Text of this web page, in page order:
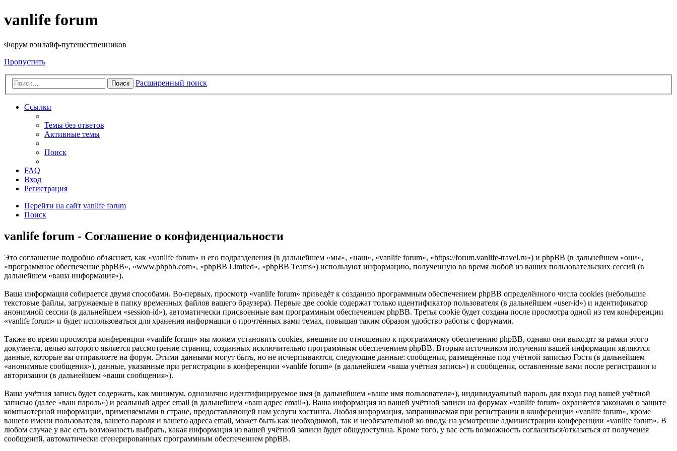
vanlife forum
Форум вэнлайф-путешественников
Пропустить
Поиск Расширенный поиск
Ссылки
Темы без ответов
Активные темы
Поиск
FAQ
Вход
Регистрация
Перейти на сайт vanlife forum
Поиск
vanlife forum - Соглашение о конфиденциальности
Это соглашение подробно объясняет, как «vanlife forum» и его подразделения (в дальнейшем «мы», «наш», «vanlife forum», «https://forum.vanlife-travel.ru») и phpBB (в дальнейшем «они»,
«программное обеспечение phpBB», «www.phpbb.com», «phpBB Limited», «phpBB Teams») используют информацию, полученную во время любой из ваших пользовательских сессий (в
дальнейшем «ваша информация»).
Ваша информация собирается двумя способами. Во-первых, просмотр «vanlife forum» приведёт к созданию программным обеспечением phpBB определённого числа cookies (небольшие
текстовые файлы, загружаемые в папку временных файлов вашего браузера). Первые две cookie содержат только идентификатор пользователя (в дальнейшем «user-id») и идентификатор
анонимной сессии (в дальнейшем «session-id»), автоматически присвоенные вам программным обеспечением phpBB. Третья cookie будет создана после просмотра одной из тем конференции
«vanlife forum» и будет использоваться для хранения информации о прочтённых вами темах, повышая таким образом удобство работы с форумами.
Также во время просмотра конференции «vanlife forum» мы можем установить cookies, внешние по отношению к программному обеспечению phpBB, однако они выходят за рамки этого
документа, целью которого является рассмотрение страниц, созданных исключительно программным обеспечением phpBB. Вторым источником получения вашей информации являются
данные, которые вы отправляете на форум. Этими данными могут быть, но не исчерпываются, следующие данные: сообщения, размещённые под учётной записью Гостя (в дальнейшем
«анонимные сообщения»), данные, указанные при регистрации в конференции «vanlife forum» (в дальнейшем «ваша учётная запись») и сообщения, оставленные вами после регистрации и
авторизации (в дальнейшем «ваши сообщения»).
Ваша учётная запись будет содержать, как минимум, однозначно идентифицируемое имя (в дальнейшем «ваше имя пользователя»), индивидуальный пароль для входа под вашей учётной
записью (далее «ваш пароль») и реальный адрес email (в дальнейшем «ваш адрес email»). Ваша информация из вашей учётной записи на форумах «vanlife forum» охраняется законами о защите
компьютерной информации, применяемыми в стране, предоставляющей нам услуги хостинга. Любая информация, запрашиваемая при регистрации в конференции «vanlife forum», кроме
вашего имени пользователя, вашего пароля и вашего адреса email, может быть как необходимой, так и необязательной ко вводу, на усмотрение администрации конференции «vanlife forum». В
любом случае у вас есть возможность выбрать, какая информация из вашей учётной записи будет общедоступна. Кроме того, у вас есть возможность согласиться/отказаться от получения
сообщений, автоматически сгенерированных программным обеспечением phpBB.